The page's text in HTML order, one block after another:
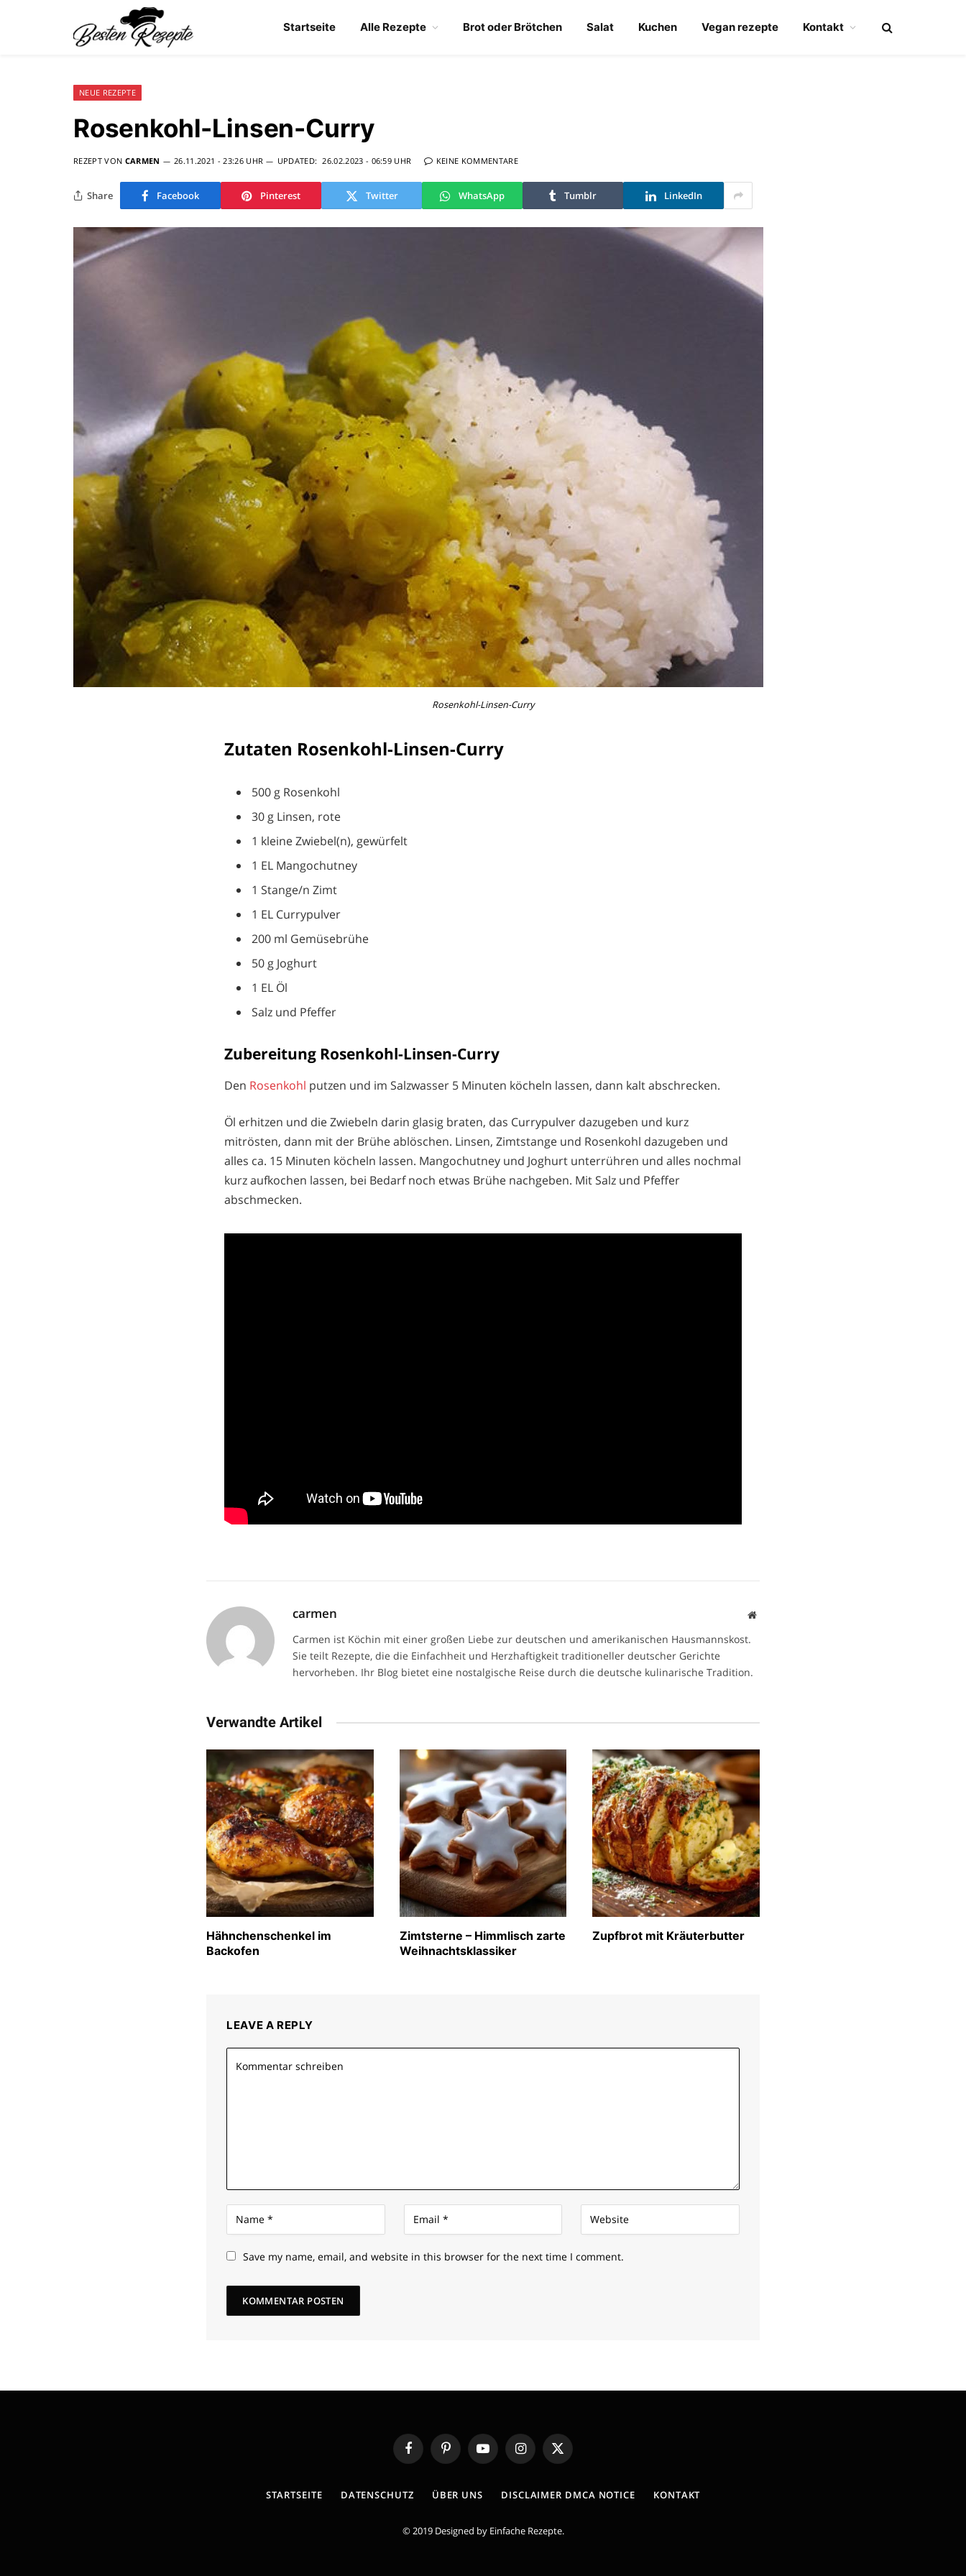
Startseite Alle Rezepte Brot oder Brötchen Salat Kuchen Vegan rezepte Kontakt
NEUE REZEPTE
Rosenkohl-Linsen-Curry
REZEPT VON CARMEN 26.11.2021 - 23:26 UHR UPDATED: 26.02.2023 - 06:59 UHR KEINE KOMMENTARE
Share Facebook Pinterest Twitter WhatsApp Tumblr LinkedIn
Rosenkohl-Linsen-Curry
Zutaten Rosenkohl-Linsen-Curry
500 g Rosenkohl
30 g Linsen, rote
1 kleine Zwiebel(n), gewürfelt
1 EL Mangochutney
1 Stange/n Zimt
1 EL Currypulver
200 ml Gemüsebrühe
50 g Joghurt
1 EL Öl
Salz und Pfeffer
Zubereitung Rosenkohl-Linsen-Curry
Den Rosenkohl putzen und im Salzwasser 5 Minuten köcheln lassen, dann kalt abschrecken.
Öl erhitzen und die Zwiebeln darin glasig braten, das Currypulver dazugeben und kurz
mitrösten, dann mit der Brühe ablöschen. Linsen, Zimtstange und Rosenkohl dazugeben und
alles ca. 15 Minuten köcheln lassen. Mangochutney und Joghurt unterrühren und alles nochmal
kurz aufkochen lassen, bei Bedarf noch etwas Brühe nachgeben. Mit Salz und Pfeffer
abschmecken.
carmen Website
Carmen ist Köchin mit einer großen Liebe zur deutschen und amerikanischen Hausmannskost.
Sie teilt Rezepte, die die Einfachheit und Herzhaftigkeit traditioneller deutscher Gerichte
hervorheben. Ihr Blog bietet eine nostalgische Reise durch die deutsche kulinarische Tradition.
Verwandte Artikel
Hähnchenschenkel im
Backofen
Zimtsterne – Himmlisch zarte
Weihnachtsklassiker
Zupfbrot mit Kräuterbutter
LEAVE A REPLY
Save my name, email, and website in this browser for the next time I comment.
FacebookPinterestYouTubeInstagram
X
(Twitter)
STARTSEITE DATENSCHUTZ ÜBER UNS DISCLAIMER DMCA NOTICE KONTAKT
© 2019 Designed by Einfache Rezepte.